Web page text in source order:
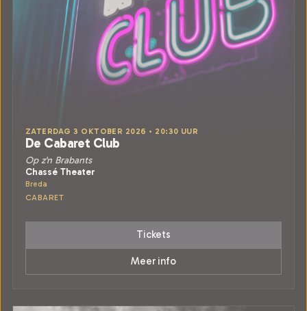
ZATERDAG 3 OKTOBER 2026 • 20:30 UUR
De Cabaret Club
Op z'n Brabants
Chassé Theater
Breda
CABARET
Tickets
Meer info